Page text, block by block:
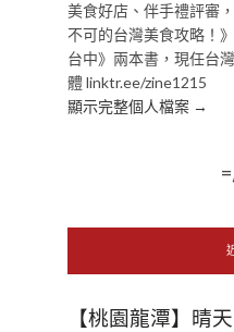
美食好店、伴手禮評審
不可的台灣美食攻略！
台中》兩本書，現任台
體 linktr.ee/zine1215
顯示完整個人檔案 →
【桃園龍潭】晴